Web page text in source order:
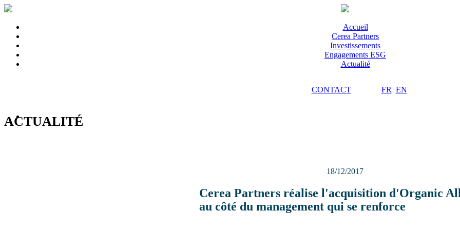
Accueil
Cerea Partners
Investissements
Engagements ESG
Actualité
CONTACT FR EN
ACTUALITÉ
18/12/2017
Cerea Partners réalise l'acquisition d'Organic
au côté du management qui se renforce